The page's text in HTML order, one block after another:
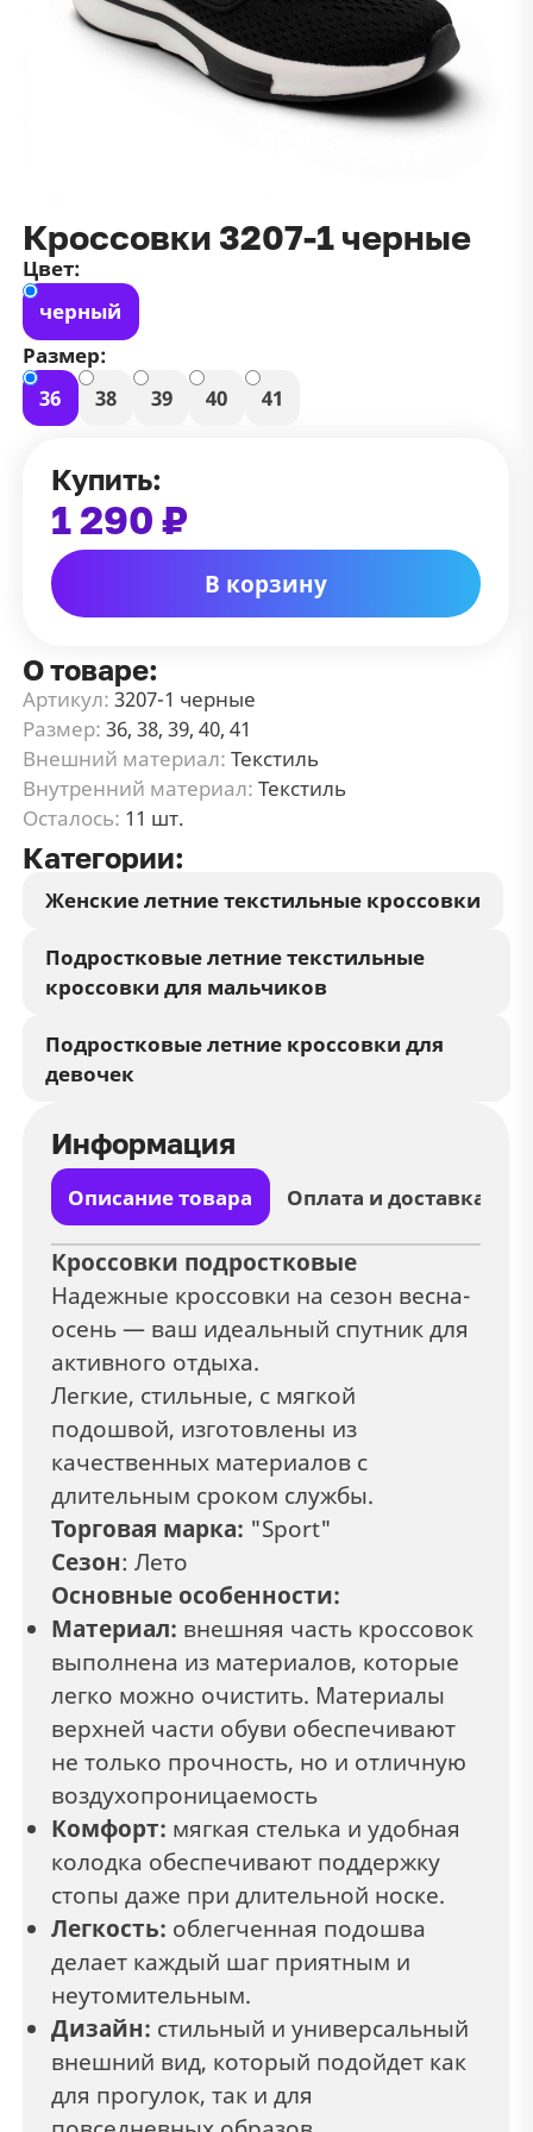
Кроссовки 3207-1 черные
Цвет:
черный
Размер:
36
38 39 40 41
Купить:
1 290 ₽
В корзину
О товаре:
Артикул: 3207-1 черные
Размер: 36, 38, 39, 40, 41
Внешний материал: Текстиль
Внутренний материал: Текстиль
Осталось: 11 шт.
Категории:
Женские летние текстильные кроссовки
Подростковые летние текстильные
кроссовки для мальчиков
Подростковые летние кроссовки для
девочек
Информация
Описание товара Оплата и доставка
Кроссовки подростковые
Надежные кроссовки на сезон весна-
осень — ваш идеальный спутник для
активного отдыха.
Легкие, стильные, с мягкой
подошвой, изготовлены из
качественных материалов с
длительным сроком службы.
Торговая марка: "Sport"
Сезон: Лето
Основные особенности:
Материал: внешняя часть кроссовок
выполнена из материалов, которые
легко можно очистить. Материалы
верхней части обуви обеспечивают
не только прочность, но и отличную
воздухопроницаемость
Комфорт: мягкая стелька и удобная
колодка обеспечивают поддержку
стопы даже при длительной носке.
Легкость: облегченная подошва
делает каждый шаг приятным и
неутомительным.
Дизайн: стильный и универсальный
внешний вид, который подойдет как
для прогулок, так и для
данных
ипубличной оффертой
Зарегистрироваться
100 ₽
42